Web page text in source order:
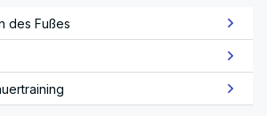
des Fußes